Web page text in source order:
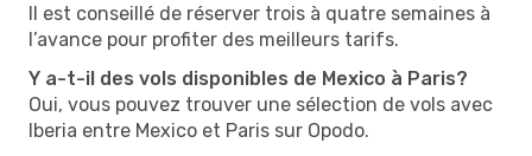
Il est conseillé de réserver trois à quatre semaines à
l’avance pour profiter des meilleurs tarifs.
Y a-t-il des vols disponibles de Mexico à Paris?
Oui, vous pouvez trouver une sélection de vols avec
Iberia entre Mexico et Paris sur Opodo.